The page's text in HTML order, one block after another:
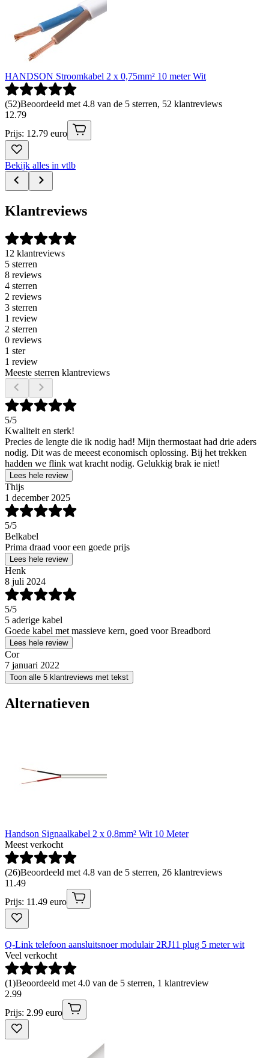
HANDSON Stroomkabel 2 x 0,75mm² 10 meter Wit
(52)Beoordeeld met 4.8 van de 5 sterren, 52 klantreviews
12.79
Prijs: 12.79 euro
Bekijk alles in vtlb
Klantreviews
12 klantreviews
5 sterren
8 reviews
4 sterren
2 reviews
3 sterren
1 review
2 sterren
0 reviews
1 ster
1 review
Meeste sterren klantreviews
5/5
Kwaliteit en sterk!
Precies de lengte die ik nodig had! Mijn thermostaat had drie aders
nodig. Dit was de meeest economisch oplossing. Bij het trekken
hadden we flink wat kracht nodig. Gelukkig brak ie niet!
Lees hele review
Thijs
1 december 2025
5/5
Belkabel
Prima draad voor een goede prijs
Lees hele review
Henk
8 juli 2024
5/5
5 aderige kabel
Goede kabel met massieve kern, goed voor Breadbord
Lees hele review
Cor
7 januari 2022
Toon alle 5 klantreviews met tekst
Alternatieven
Handson Signaalkabel 2 x 0,8mm² Wit 10 Meter
Meest verkocht
(26)Beoordeeld met 4.8 van de 5 sterren, 26 klantreviews
11 .49
Prijs: 11.49 euro
Q-Link telefoon aansluitsnoer modulair 2RJ11 plug 5 meter wit
Veel verkocht
(1)Beoordeeld met 4.0 van de 5 sterren, 1 klantreview
2.99
Prijs: 2.99 euro